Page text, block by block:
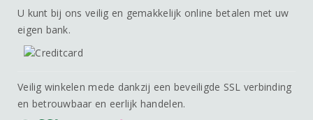
U kunt bij ons veilig en gemakkelijk online betalen met uw
eigen bank.
Veilig winkelen mede dankzij een beveiligde SSL verbinding
en betrouwbaar en eerlijk handelen.